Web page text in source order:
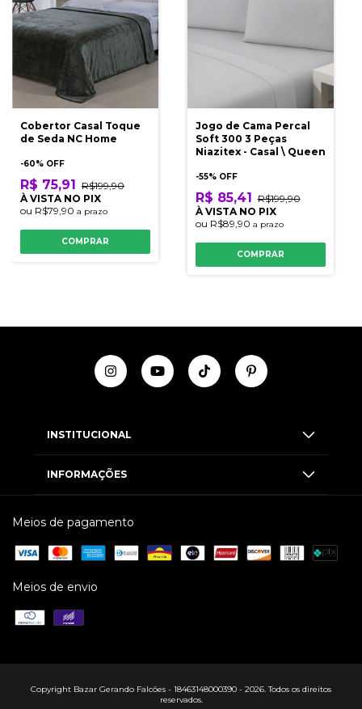
Cobertor Casal Toque
de Seda NC Home
-60% OFF
R$ 75,91
R$199,90
À VISTA NO PIX
ou R$79,90 a prazo
COMPRAR
Jogo de Cama Percal
Soft 300 3 Peças
Niazitex - Casal \ Queen
-55% OFF
R$ 85,41
R$199,90
À VISTA NO PIX
ou R$89,90 a prazo
COMPRAR
INSTITUCIONAL
INFORMAÇÕES
Meios de pagamento
Meios de envio
Copyright Bazar Gerando Falcões - 18463148000390 - 2026. Todos os direitos
reservados.